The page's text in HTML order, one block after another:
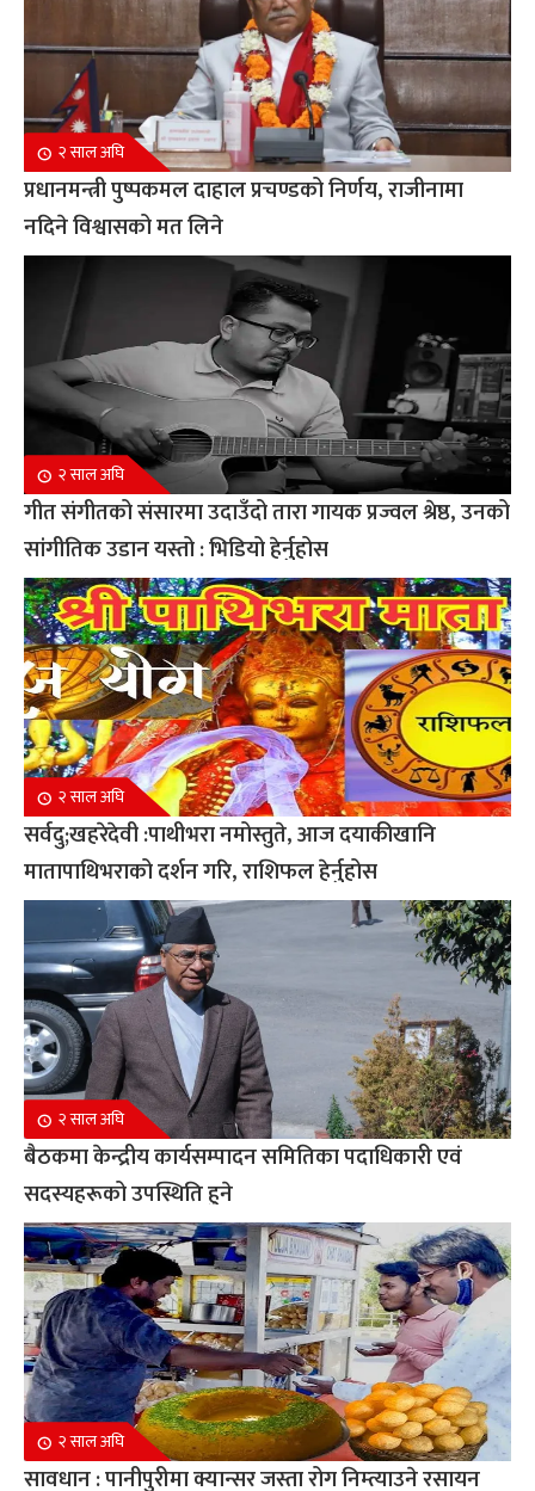
२ साल अघि
प्रधानमन्त्री पुष्पकमल दाहाल प्रचण्डको निर्णय, राजीनामा
नदिने विश्वासको मत लिने
२ साल अघि
गीत संगीतको संसारमा उदाउँदो तारा गायक प्रज्वल श्रेष्ठ, उनको
सांगीतिक उडान यस्तो : भिडियो हेर्नुहोस
२ साल अघि
सर्वदु;खहरेदेवी :पाथीभरा नमोस्तुते, आज दयाकीखानि
मातापाथिभराको दर्शन गरि, राशिफल हेर्नुहोस
२ साल अघि
बैठकमा केन्द्रीय कार्यसम्पादन समितिका पदाधिकारी एवं
सदस्यहरूको उपस्थिति हुने
२ साल अघि
सावधान : पानीपुरीमा क्यान्सर जस्ता रोग निम्त्याउने रसायन